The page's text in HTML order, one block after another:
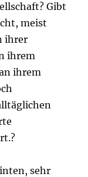
Gibt
meist
ihrer
ihrem
ihrem
sehr